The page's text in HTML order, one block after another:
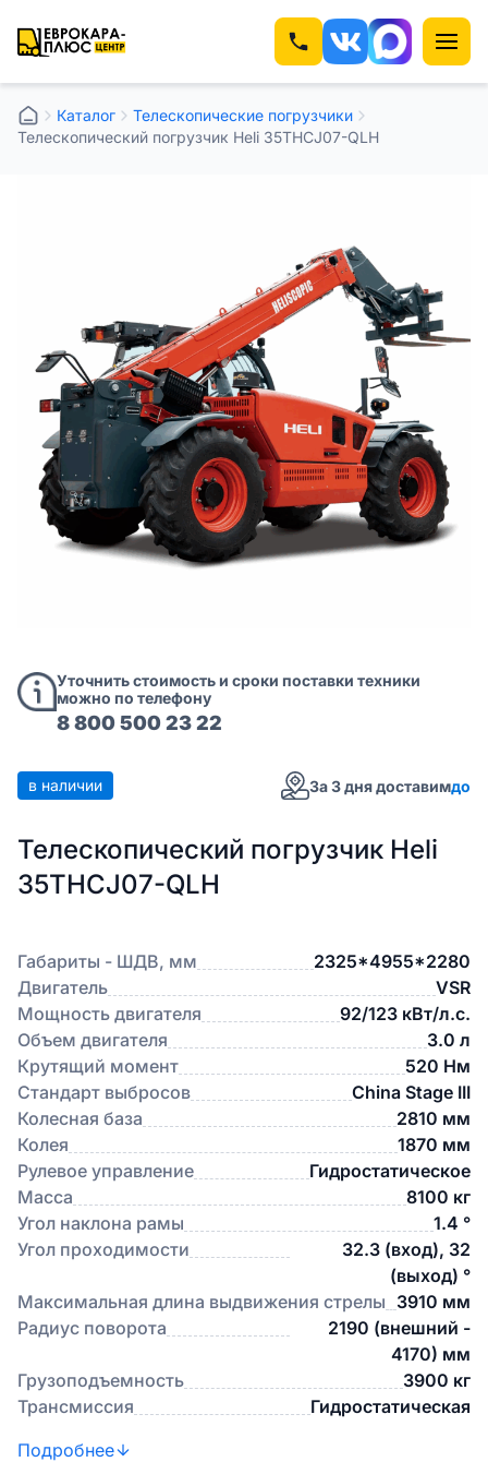
Каталог
Телескопические погрузчики
Телескопический погрузчик Heli 35THCJ07-QLH
Уточнить стоимость и сроки поставки техники
можно по телефону
8 800 500 23 22
в наличии За 3 дня доставимдо
Телескопический погрузчик Heli
35THCJ07-QLH
Габариты - ШДВ, мм
2325*4955*2280
Двигатель
VSR
Мощность двигателя
92/123 кВт/л.с.
Объем двигателя
3.0 л
Крутящий момент
520 Нм
Стандарт выбросов
China Stage III
Колесная база
2810 мм
Колея
1870 мм
Рулевое управление
Гидростатическое
Масса
8100 кг
Угол наклона рамы
1.4 °
Угол проходимости
32.3 (вход), 32
(выход) °
Максимальная длина выдвижения стрелы 3910 мм
Радиус поворота
2190 (внешний -
4170) мм
Грузоподъемность
3900 кг
Трансмиссия
Гидростатическая
Подробнее